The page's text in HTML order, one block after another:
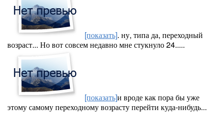
[показать]. ну, типа да, переходный
возраст... Но вот совсем недавно мне стукнуло 24.....
[показать]и вроде как пора бы уже
этому самому переходному возрасту перейти куда-нибудь...